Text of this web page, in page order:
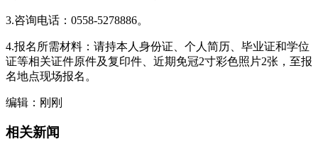
3.咨询电话：0558-5278886。
4.报名所需材料：请持本人身份证、个人简历、毕业证和学位
证等相关证件原件及复印件、近期免冠2寸彩色照片2张，至报
名地点现场报名。
编辑：刚刚
相关新闻